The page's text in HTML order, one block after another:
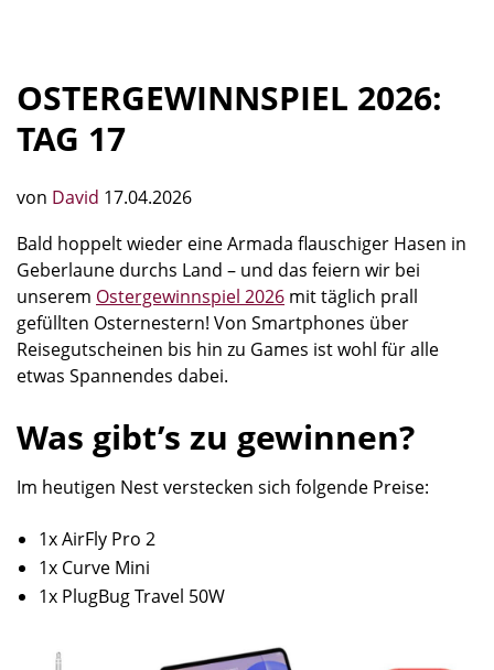
OSTERGEWINNSPIEL 2026:
TAG 17
von David 17.04.2026
Bald hoppelt wieder eine Armada flauschiger Hasen in
Geberlaune durchs Land – und das feiern wir bei
unserem Ostergewinnspiel 2026 mit täglich prall
gefüllten Osternestern! Von Smartphones über
Reisegutscheinen bis hin zu Games ist wohl für alle
etwas Spannendes dabei.
Was gibt’s zu gewinnen?
Im heutigen Nest verstecken sich folgende Preise:
1x AirFly Pro 2
1x Curve Mini
1x PlugBug Travel 50W